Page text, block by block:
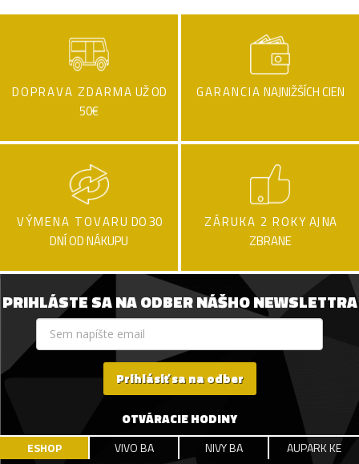
DOPRAVA ZDARMA UŽ OD
50€
GARANCIA NAJNIŽŠÍCH CIEN
VÝMENA TOVARU DO 30
DNÍ OD NÁKUPU
ZÁRUKA 2 ROKY AJ NA
ZBRANE
PRIHLÁSTE SA NA ODBER NÁŠHO NEWSLETTRA
Prihlásiť sa na odber
OTVÁRACIE HODINY
ESHOP VIVO BA NIVY BA AUPARK KE